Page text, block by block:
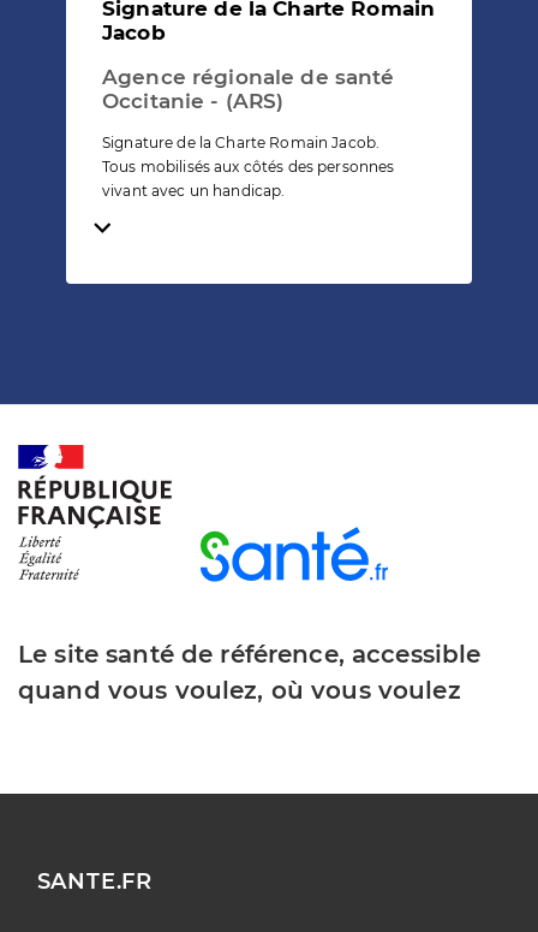
Signature de la Charte Romain
Jacob
Agence régionale de santé
Occitanie - (ARS)
Signature de la Charte Romain Jacob.
Tous mobilisés aux côtés des personnes
vivant avec un handicap.
Temps de lecture
Le site santé de référence, accessible
quand vous voulez, où vous voulez
SANTE.FR